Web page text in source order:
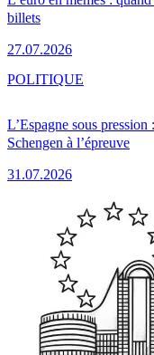
billets
27.07.2026
L’Espagne sous
Schengen à l’épreuve
31.07.2026
POLITIQUE